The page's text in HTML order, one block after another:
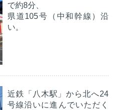
で約8分、
県道105号（中和幹線）沿
い。
近鉄「八木駅」から北へ24
号線沿いに進んでいただく